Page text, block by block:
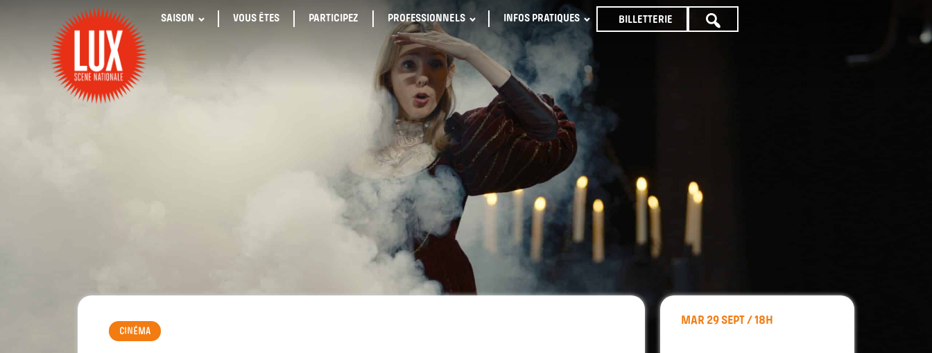
SAISON VOUS ÊTES PARTICIPEZ PROFESSIONNELS INFOS PRATIQUES BILLETTERIE
TOUTE
CINÉMA
MAR 29 SEPT / 18H